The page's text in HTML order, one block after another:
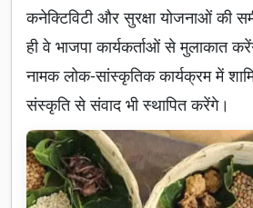
कनेक्टिविटी और सुरक्षा योजनाओं की
ही वे भाजपा कार्यकर्ताओं से मुलाकात
नामक लोक-सांस्कृतिक कार्यक्रम में
संस्कृति से संवाद भी स्थापित करेंगे।